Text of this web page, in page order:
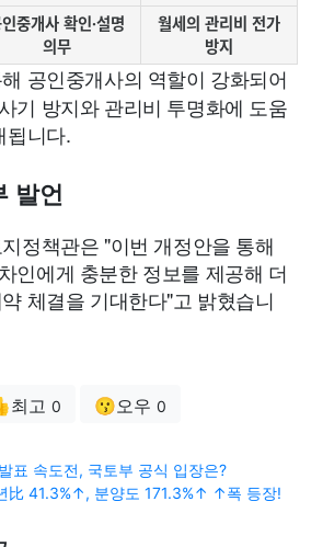
중개사 확인·설명
의무
월세의 관리비 전가
방지
공인중개사의 역할이 강화되어
기 방지와 관리비 투명화에 도움
됩니다.
발언
정책관은 "이번 개정안을 통해
인에게 충분한 정보를 제공해 더
체결을 기대한다"고 밝혔습니
최고 0 😗오우 0
표 속도전, 국토부 공식 입장은?
比 41.3%↑, 분양도 171.3%↑ ↑폭 등장!